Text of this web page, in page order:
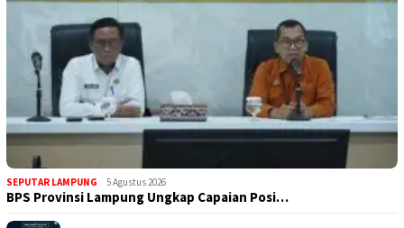
SEPUTAR LAMPUNG 5 Agustus 2026
BPS Provinsi Lampung Ungkap Capaian Posi…